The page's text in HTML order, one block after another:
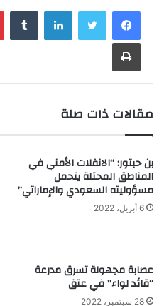
لينكدإن
مقالات ذات صلة
بن حبتور: “الانفلات الأمني في
المناطق المحتلة يتحمل
مسؤوليته السعودي والإماراتي”
6 أبريل، 2022
عصابة مجهولة تسرق مدرعة
“قائد لواء” في عتق
28 سبتمبر، 2022